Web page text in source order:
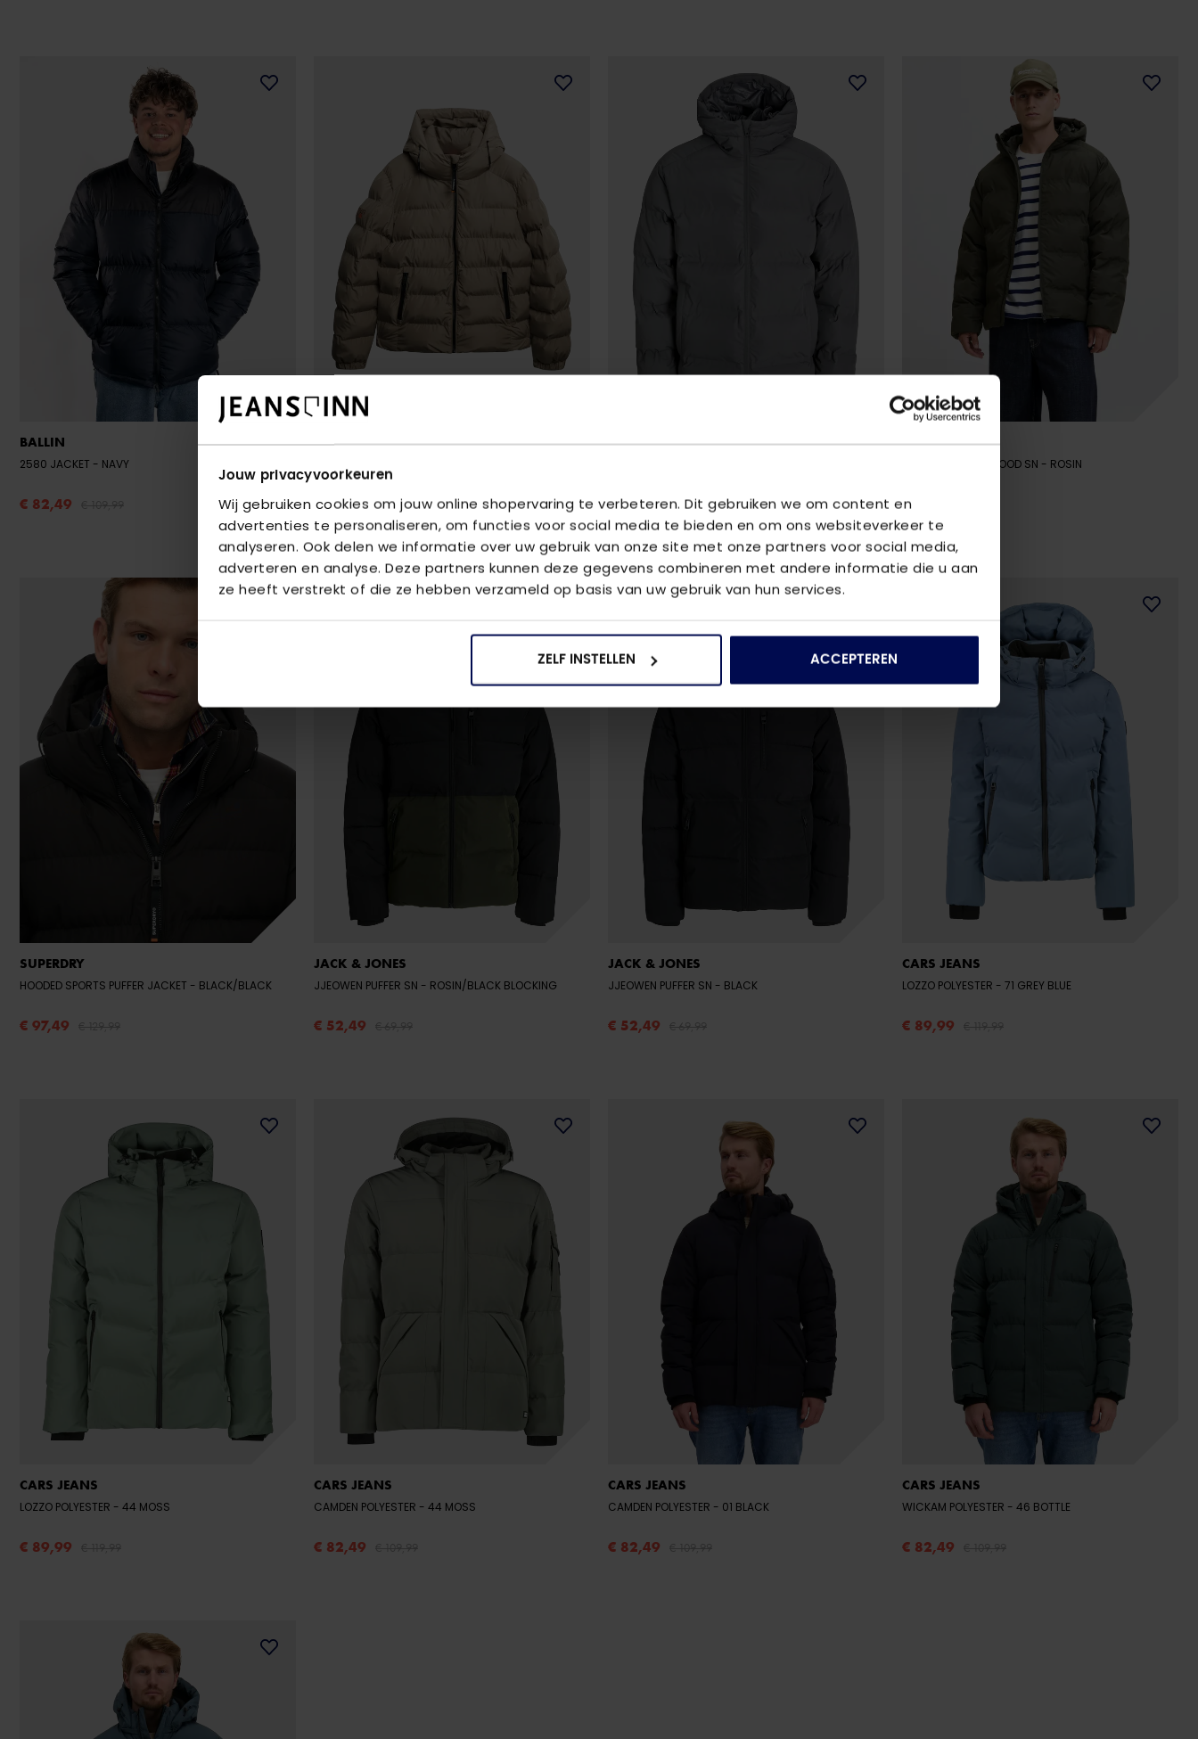
Jouw privacyvoorkeuren
Wij gebruiken cookies om jouw online shopervaring te verbeteren. Dit gebruiken we om content en
advertenties te personaliseren, om functies voor social media te bieden en om ons websiteverkeer te
analyseren. Ook delen we informatie over uw gebruik van onze site met onze partners voor social media,
adverteren en analyse. Deze partners kunnen deze gegevens combineren met andere informatie die u aan
ze heeft verstrekt of die ze hebben verzameld op basis van uw gebruik van hun services.
ZELF INSTELLEN ACCEPTEREN
BALLIN
2580 JACKET - NAVY
€ 82,49
SUPERDRY
BEIGE
€ 97,49 € 129,99
JACK & JONES
€ 59,99 € 79,99
JACK & JONES
JJESOHO PUFFER HOOD SN - ROSIN
€ 59,99
SUPERDRY
HOODED SPORTS PUFFER JACKET - BLACK/BLACK
€ 97,49
JACK & JONES
JJEOWEN PUFFER SN - ROSIN/BLACK BLOCKING
€ 52,49
JACK & JONES
JJEOWEN PUFFER SN - BLACK
€ 52,49
CARS JEANS
LOZZO POLYESTER - 71 GREY BLUE
€ 89,99
CARS JEANS
LOZZO POLYESTER - 44 MOSS
€ 89,99
CARS JEANS
CAMDEN POLYESTER - 44 MOSS
€ 82,49
CARS JEANS
CAMDEN POLYESTER - 01 BLACK
€ 82,49
CARS JEANS
WICKAM POLYESTER - 46 BOTTLE
€ 82,49